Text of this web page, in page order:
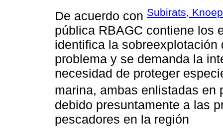
De acuerdo con Subirats,
pública RBAGC contiene los
identifica la
problema y se demanda la
necesidad de proteger
marina, ambas enlistadas en
debido presuntamente a las
pescadores en la región